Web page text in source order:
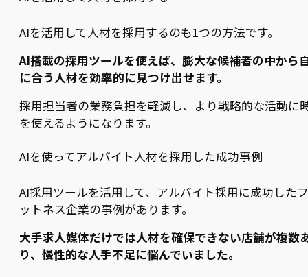
AIを活用して人材を採用するのも1つの方法です。
AI搭載の採用ツールを使えば、膨大な候補者の中から
に合う人材を効率的に見つけ出せます。
採用担当者の業務負担を軽減し、より戦略的な活動に
を使えるようになります。
AIを使ってアルバイト人材を採用した成功事例
AI採用ツールを活用して、アルバイト採用に成功した
ットネス企業の事例があります。
大手求人媒体だけでは人材を確保できない店舗が複数
り、慢性的な人手不足に悩んでいました。